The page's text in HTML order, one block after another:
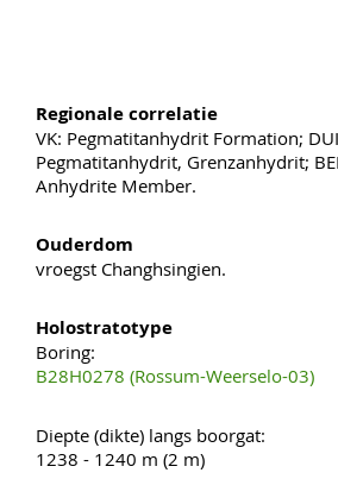
Regionale correlatie
VK: Pegmatitanhydrit Formation;
Pegmatitanhydrit, Grenzanhydrit;
Anhydrite Member.
Ouderdom
vroegst Changhsingien.
Holostratotype
Boring:
B28H0278 (Rossum-Weerselo-03)
Diepte (dikte) langs boorgat:
1238 - 1240 m (2 m)